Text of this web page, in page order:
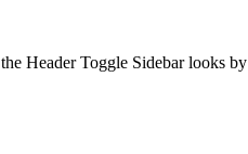
Header Toggle Sidebar looks